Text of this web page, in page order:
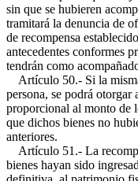
sin que se hubieren
tramitará la denuncia de
de recompensa
antecedentes conformes
tendrán como
Artículo 50.- Si la
persona, se podrá otorgar
proporcional al monto de
que dichos bienes no
anteriores.
Artículo 51.- La
bienes hayan sido